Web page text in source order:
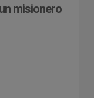
misionero